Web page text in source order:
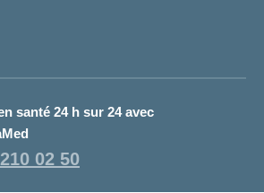
santé 24 h sur 24 avec
02 50